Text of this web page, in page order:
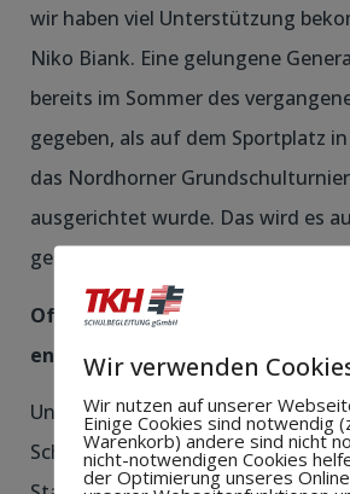
wir haben viel Unterstützung
Niko Biank. Eine gelungene
bereits im Sommer des
gegeben, als auf dem Sportplatz
das Nordhorner
ausgerichtet wurde. Das wird es
geben.
Oft musste das
entscheiden
Unter dem Hallendach traten 16
Schulmannschaften aus dem
Wir verwenden
Wir nutzen auf unserer
Einige Cookies sind notwendig
Warenkorb) andere sind nicht
nicht-notwendigen Cookies
der Optimierung unseres